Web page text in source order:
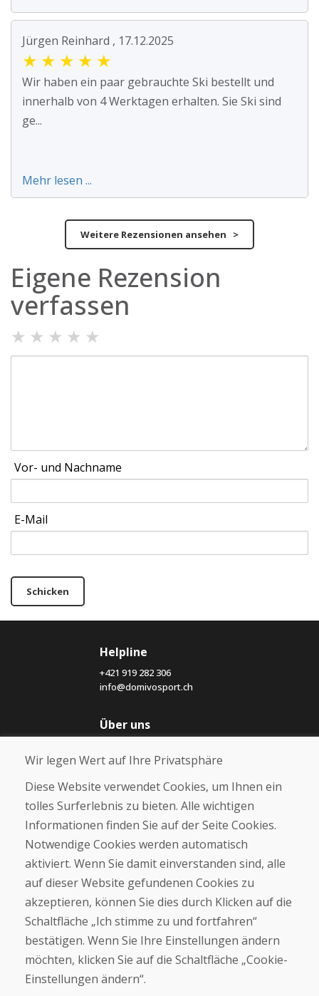
Jürgen Reinhard , 17.12.2025
★ ★ ★ ★ ★
Wir haben ein paar gebrauchte Ski bestellt und
innerhalb von 4 Werktagen erhalten. Sie Ski sind
ge...
Mehr lesen ...
Weitere Rezensionen ansehen >
Eigene Rezension
verfassen
★ ★ ★ ★ ★
Vor- und Nachname
E-Mail
Schicken
Helpline
+421 919 282 306
info@domivosport.ch
Über uns
Über uns
Kontakt
Kaufen
E-Shop
Geschäftsbedingungen
Zahlung
Beschwerde
Rückgabe und Umtausch von Waren
Cookies
Wir legen Wert auf Ihre Privatsphäre
Diese Website verwendet Cookies, um Ihnen ein
tolles Surferlebnis zu bieten. Alle wichtigen
Informationen finden Sie auf der Seite Cookies.
Notwendige Cookies werden automatisch
aktiviert. Wenn Sie damit einverstanden sind, alle
auf dieser Website gefundenen Cookies zu
akzeptieren, können Sie dies durch Klicken auf die
Schaltfläche „Ich stimme zu und fortfahren“
bestätigen. Wenn Sie Ihre Einstellungen ändern
möchten, klicken Sie auf die Schaltfläche „Cookie-
Einstellungen ändern“.